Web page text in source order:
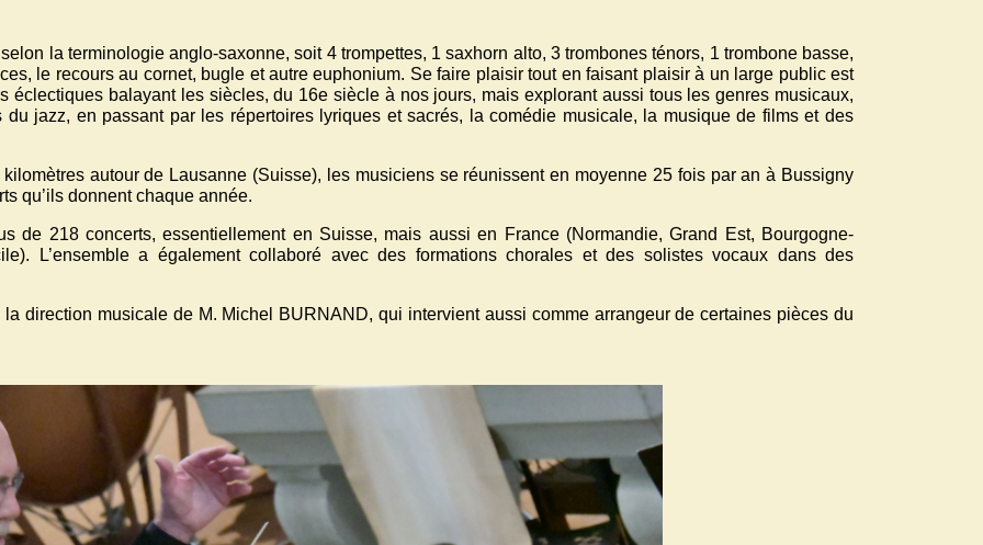
la terminologie anglo-saxonne, soit 4 trompettes, 1 saxhorn alto, 3 trombones ténors, 1 trombone basse,
le recours au cornet, bugle et autre euphonium. Se faire plaisir tout en faisant plaisir à un large public est
éclectiques balayant les siècles, du 16e siècle à nos jours, mais explorant aussi tous les genres musicaux,
jazz, en passant par les répertoires lyriques et sacrés, la comédie musicale, la musique de films et des
autour de Lausanne (Suisse), les musiciens se réunissent en moyenne 25 fois par an à Bussigny
qu’ils donnent chaque année.
de 218 concerts, essentiellement en Suisse, mais aussi en France (Normandie, Grand Est, Bourgogne-
L’ensemble a également collaboré avec des formations chorales et des solistes vocaux dans des
direction musicale de M. Michel BURNAND, qui intervient aussi comme arrangeur de certaines pièces du